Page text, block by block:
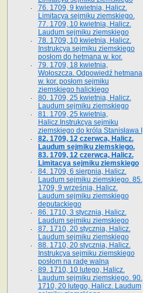
76. 1709, 9 kwietnia, Halicz.
Limitacya sejmiku ziemskiego.
77. 1709, 10 kwietnia, Halicz.
Laudum sejmiku ziemskiego
78. 1709, 10 kwietnia, Halicz.
Instrukcya sejmiku ziemskiego
posłom do hetmana w. kor.
79. 1709, 18 kwietnia,
Wołoszcza. Odpowiedź hetmana
w. kor. posłom sejmiku
ziemskiego halickiego
80. 1709, 25 kwietnia, Halicz.
Laudum sejmiku ziemskiego
81. 1709, 25 kwietnia,
Halicz.Instrukcya sejmiku
ziemskiego do króla Stanisława I
82. 1709, 12 czerwca, Halicz.
Laudum sejmiku ziemskiego.
83. 1709, 12 czerwca, Halicz.
Limitacya sejmiku ziemskiego
84. 1709, 6 sierpnia, Halicz.
Laudum sejmiku ziemskiego. 85.
1709, 9 września, Halicz.
Laudum sejmiku ziemskiego
deputackiego
86. 1710, 3 stycznia, Halicz.
Laudum sejmiku ziemskiego
87. 1710, 20 stycznia, Halicz.
Laudum sejmiku ziemskiego
88. 1710, 20 stycznia, Halicz.
Instrukcya sejmiku ziemskiego
posłom na radę walną
89. 1710, 10 lutego, Halicz.
Laudum sejmiku ziemskiego. 90.
1710, 20 lutego, Halicz. Laudum